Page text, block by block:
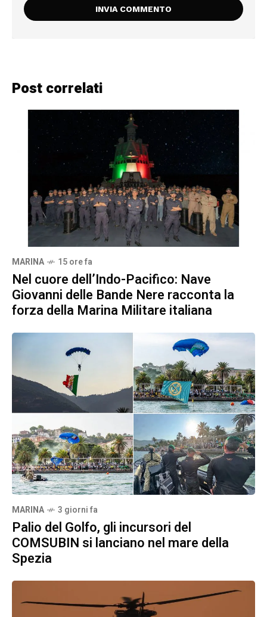
Post correlati
MARINA 15 ore fa
Nel cuore dell’Indo-Pacifico: Nave
Giovanni delle Bande Nere racconta la
forza della Marina Militare italiana
MARINA 3 giorni fa
Palio del Golfo, gli incursori del
COMSUBIN si lanciano nel mare della
Spezia